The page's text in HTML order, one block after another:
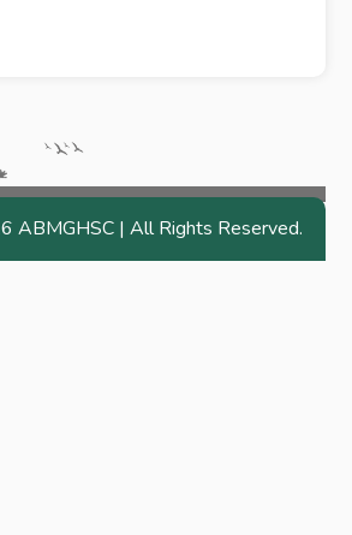
ABMGHSC | All Rights Reserved.